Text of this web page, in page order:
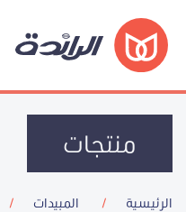
منتجات
الرئيسية المبيدات